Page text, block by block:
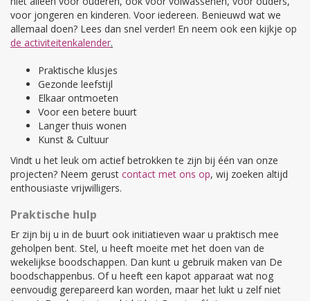
voor jongeren en kinderen. Voor iedereen. Benieuwd wat we
allemaal doen? Lees dan snel verder! En neem ook een kijkje op
de activiteitenkalender.
Praktische klusjes
Gezonde leefstijl
Elkaar ontmoeten
Voor een betere buurt
Langer thuis wonen
Kunst & Cultuur
Vindt u het leuk om actief betrokken te zijn bij één van onze
projecten? Neem gerust contact met ons op, wij zoeken altijd
enthousiaste vrijwilligers.
Praktische hulp
Er zijn bij u in de buurt ook initiatieven waar u praktisch mee
geholpen bent. Stel, u heeft moeite met het doen van de
wekelijkse boodschappen. Dan kunt u gebruik maken van De
boodschappenbus. Of u heeft een kapot apparaat wat nog
eenvoudig gerepareerd kan worden, maar het lukt u zelf niet